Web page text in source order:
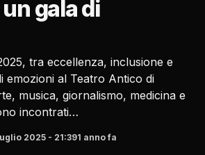
gala di
tra eccellenza, inclusione e
emozioni al Teatro Antico di
musica, giornalismo, medicina e
incontrati…
2025 - 21:391 anno fa